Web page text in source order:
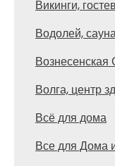
Викинги,
Водолей,
Вознесенская
Волга, центр
Всё для дома
Все для Дома